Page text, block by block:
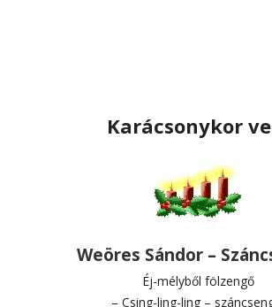
Karácsonykor
Weöres Sándor –
Éj-mélyből fölzengő
– Csing-ling-ling –